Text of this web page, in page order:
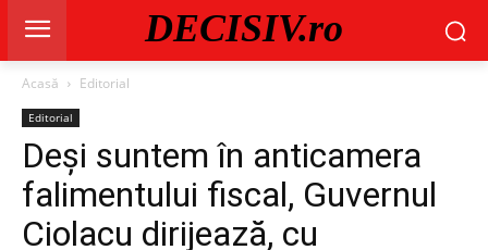
DECISIV.ro
Acasă Editorial
Editorial
Deși suntem în anticamera
falimentului fiscal, Guvernul
Ciolacu dirijează, cu